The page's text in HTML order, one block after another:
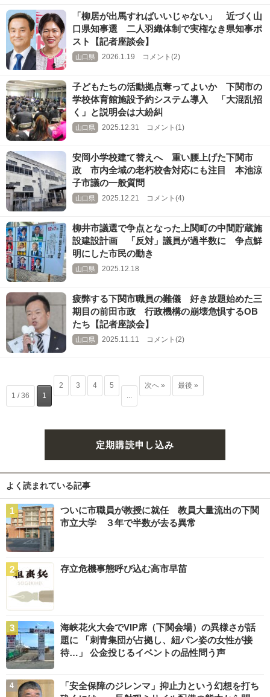
「柳居が出馬すればいいじゃない」 近づく山
口県知事選 二人羽織体制で実権なき県知事ポ
スト【記者座談会】
山口県 2026.1.19 コメント(2)
子どもたちの活動拠点奪ってよいか 下関市の
学校体育館施設予約システム導入 「大混乱招
く」と説明会は大紛糾
山口県 2025.12.31 コメント(1)
安岡小学校建て替えへ 重い腰上げた下関市
政 市内全域の老朽校舎対応にも注目 本池涼
子市議の一般質問
山口県 2025.12.21 コメント(4)
柳井市議選で争点となった上関町の中間貯蔵施
設建設計画 「反対」議員が過半数に 争点鮮
明にした市民の動き
山口県 2025.12.18
疲弊する下関市職員の難儀 好き放題始めた三
期目の前田市政 行政機構の崩壊危惧するOB
たち【記者座談会】
山口県 2025.11.11 コメント(2)
1 / 36 1
2 3 4
5
次へ » 最後 »
定期購読申し込み
よく読まれている記事
ついに市職員が教授に就任 教員大量流出の下関
市立大学 ３年で半数が去る異常
存立危機事態呼び込む高市早苗
海峡花火大会でVIP席（下関会場）の異様さが話
題に 「刺青集団が占拠し、紐パン姿の女性が接
待…」 公金投じるイベントの品性問う声
「安全保障のジレンマ」抑止力という幻想を打ち